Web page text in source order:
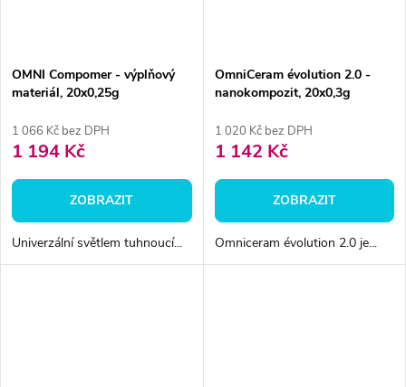
OMNI Compomer - výplňový
materiál, 20x0,25g
1 066 Kč bez DPH
1 194 Kč
ZOBRAZIT
Univerzální světlem tuhnoucí...
OmniCeram évolution 2.0 -
nanokompozit, 20x0,3g
1 020 Kč bez DPH
1 142 Kč
ZOBRAZIT
Omniceram évolution 2.0 je...